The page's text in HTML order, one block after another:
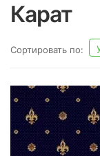
Карат
Сортировать по: